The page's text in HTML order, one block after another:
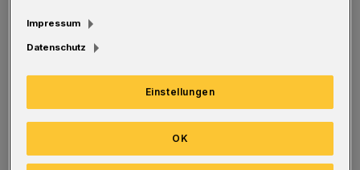
den medizinischen Fortschritt weiter
voranzutreiben. „Wir blicken auf viele
großartige Forschungsprojekte zurück“, fügt
die Wissenschaftlerin hinzu, „insbesondere im
Impressum
Datenschutz
Einstellungen
OK